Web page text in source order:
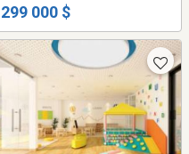
299 000 $